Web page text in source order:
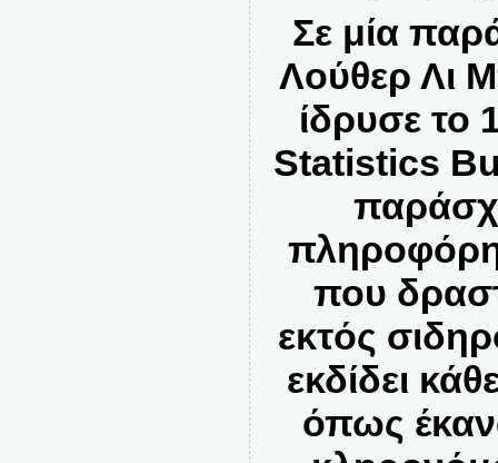
Σε μία
Λούθερ Λι
ίδρυσε το
Statistics
που
εκτός
εκδίδει
όπως